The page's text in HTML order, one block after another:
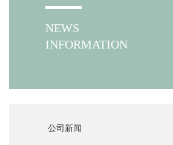
NEWS
INFORMATION
公司新闻